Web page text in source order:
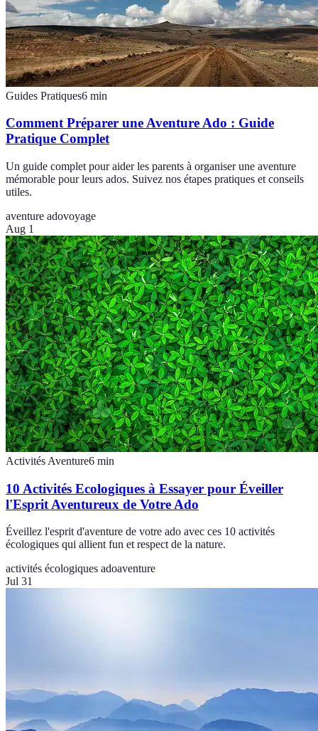
Guides Pratiques6 min
Comment Préparer une Aventure Ado : Guide
Pratique Complet
Un guide complet pour aider les parents à organiser une aventure
mémorable pour leurs ados. Suivez nos étapes pratiques et conseils
utiles.
aventure adovoyage
Aug 1
Activités Aventure6 min
10 Activités Ecologiques à Essayer pour Éveiller
l'Esprit Aventureux de Votre Ado
Éveillez l'esprit d'aventure de votre ado avec ces 10 activités
écologiques qui allient fun et respect de la nature.
activités écologiques adoaventure
Jul 31